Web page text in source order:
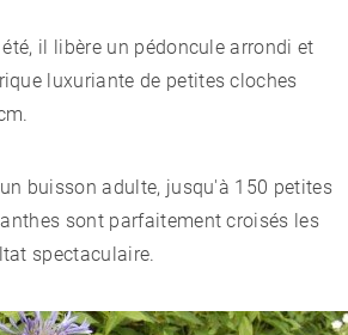
il libère un pédoncule arrondi et
luxuriante de petites cloches
buisson adulte, jusqu'à 150 petites
sont parfaitement croisés les
spectaculaire.